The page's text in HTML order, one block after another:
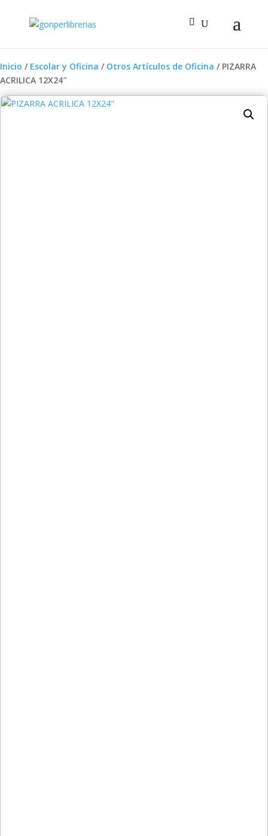
Inicio / Escolar y Oficina / Otros Artículos de Oficina / PIZARRA
ACRILICA 12X24″